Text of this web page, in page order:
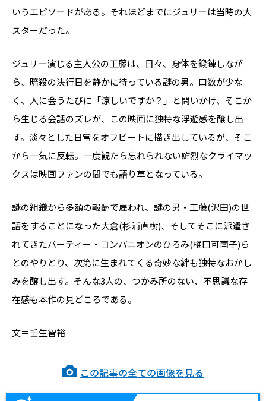
いうエピソードがある。それほどまでにジュリーは当時の大
スターだった。
ジュリー演じる主人公の工藤は、日々、身体を鍛錬しなが
ら、暗殺の決行日を静かに待っている謎の男。口数が少な
く、人に会うたびに「涼しいですか？」と問いかけ、そこか
ら生じる会話のズレが、この映画に独特な浮遊感を醸し出
す。淡々とした日常をオフビートに描き出しているが、そこ
から一気に反転。一度観たら忘れられない鮮烈なクライマッ
クスは映画ファンの間でも語り草となっている。
謎の組織から多額の報酬で雇われ、謎の男・工藤(沢田)の世
話をすることになった大倉(杉浦直樹)、そしてそこに派遣さ
れてきたパーティー・コンパニオンのひろみ(樋口可南子)ら
とのやりとり、次第に生まれてくる奇妙な絆も独特なおかし
みを醸し出す。そんな3人の、つかみ所のない、不思議な存
在感も本作の見どころである。
文＝壬生智裕
この記事の全ての画像を見る